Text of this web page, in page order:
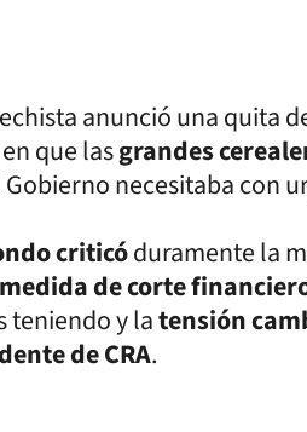
anunció una quita
que lasgrandes
necesitaba con
criticóduramente la
medida de corte
teniendo y latensión
de CRA.